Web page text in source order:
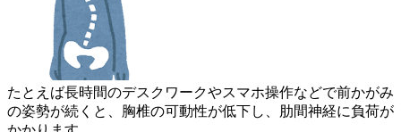
たとえば長時間のデスクワークやスマホ操作などで前かがみ
の姿勢が続くと、胸椎の可動性が低下し、肋間神経に負荷が